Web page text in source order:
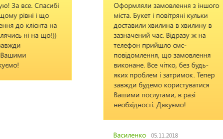
Оформляли замовлення з іншого
міста. Букет і повітряні кульки
доставили хвилина в хвилину в
зазначений час. Відразу ж на
телефон прийшло смс-
повідомлення, що замовлення
виконане. Все чітко, без будь-
яких проблем і затримок. Тепер
завжди будемо користуватися
Вашими послугами, в разі
необхідності. Дякуємо!
05.11.2018